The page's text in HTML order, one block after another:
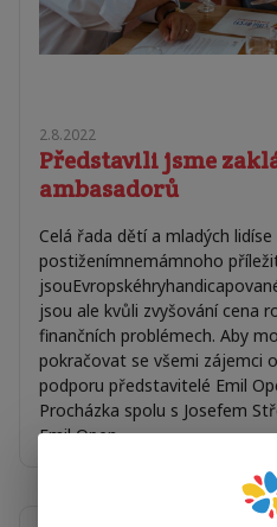
2.8.2022
Představili jsme
ambasadorů
Celá řada dětí a mladých
postiženímnemámnoho
jsou ale kvůli zvyšování cena
finančních problémech. Aby
pokračovat se všemi zájemci
podporu představitelé Emil
Procházka spolu s Josefem
Emil Open.